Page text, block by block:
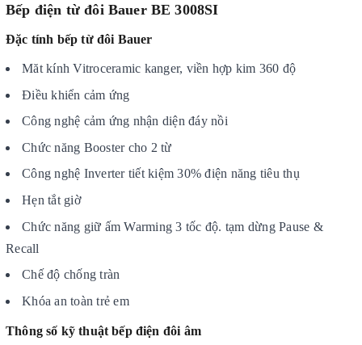
Bếp điện từ đôi Bauer BE 3008SI
Đặc tính bếp từ đôi Bauer
Măt kính Vitroceramic kanger, viền hợp kim 360 độ
Điều khiển cảm ứng
Công nghệ cảm ứng nhận diện đáy nồi
Chức năng Booster cho 2 từ
Công nghệ Inverter tiết kiệm 30% điện năng tiêu thụ
Hẹn tắt giờ
Chức năng giữ ấm Warming 3 tốc độ. tạm dừng Pause &
Recall
Chế độ chống tràn
Khóa an toàn trẻ em
Thông số kỹ thuật bếp điện đôi âm